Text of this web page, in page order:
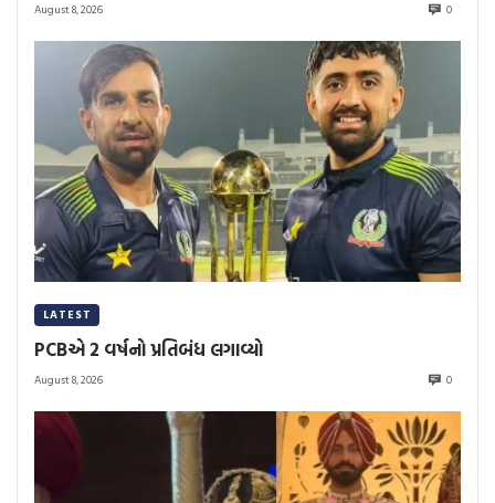
August 8, 2026 0
LATEST
PCBએ 2 વર્ષનો પ્રતિબંધ લગાવ્યો
August 8, 2026 0